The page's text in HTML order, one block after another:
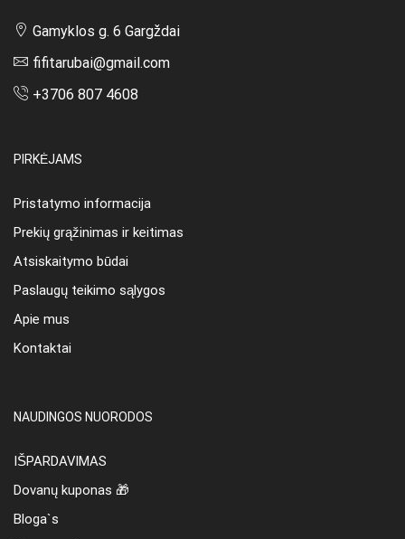
Gamyklos g. 6 Gargždai
fifitarubai@gmail.com
+3706 807 4608
PIRKĖJAMS
Pristatymo informacija
Prekių grąžinimas ir keitimas
Atsiskaitymo būdai
Paslaugų teikimo sąlygos
Apie mus
Kontaktai
NAUDINGOS NUORODOS
IŠPARDAVIMAS
Dovanų kuponas 🎁
Bloga`s